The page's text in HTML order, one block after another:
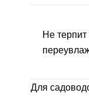
Не терпит
Для